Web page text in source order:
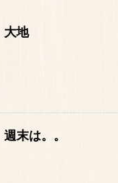
大地
週末は。。